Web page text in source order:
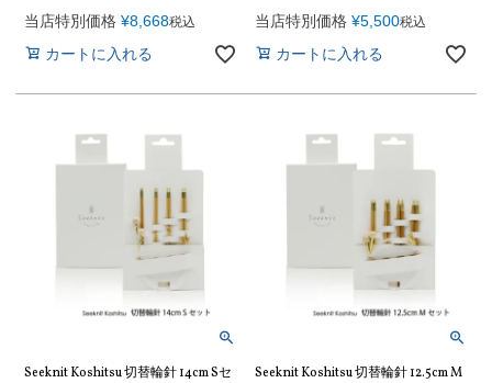
当店特別価格 ¥8,668税込
カートに入れる
当店特別価格 ¥5,500税込
カートに入れる
Seeknit Koshitsu 切替輪針 14cm Sセ
Seeknit Koshitsu 切替輪針 12.5cm M